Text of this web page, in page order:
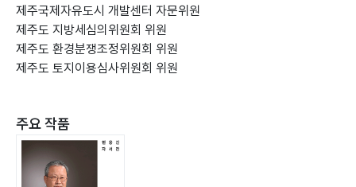
제주국제자유도시 개발센터 자문위원
제주도 지방세심의위원회 위원
제주도 환경분쟁조정위원회 위원
제주도 토지이용심사위원회 위원
주요 작품